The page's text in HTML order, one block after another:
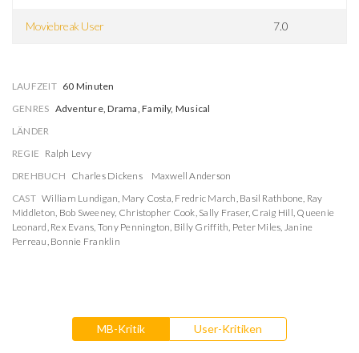
Moviebreak User 7.0
LAUFZEIT 60 Minuten
GENRES Adventure, Drama, Family, Musical
LÄNDER
REGIE Ralph Levy
DREHBUCH Charles Dickens
Maxwell Anderson
CAST William Lundigan, Mary Costa, Fredric March, Basil Rathbone, Ray
Middleton, Bob Sweeney, Christopher Cook, Sally Fraser, Craig Hill, Queenie
Leonard, Rex Evans, Tony Pennington, Billy Griffith, Peter Miles, Janine
Perreau, Bonnie Franklin
MB-Kritik User-Kritiken